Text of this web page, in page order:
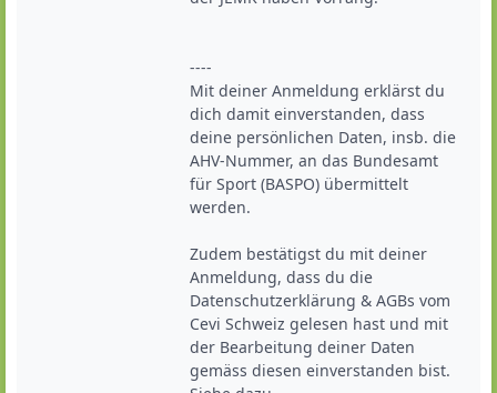
----
Mit deiner Anmeldung erklärst du
dich damit einverstanden, dass
deine persönlichen Daten, insb. die
AHV-Nummer, an das Bundesamt
für Sport (BASPO) übermittelt
werden.
Zudem bestätigst du mit deiner
Anmeldung, dass du die
Datenschutzerklärung & AGBs vom
Cevi Schweiz gelesen hast und mit
der Bearbeitung deiner Daten
gemäss diesen einverstanden bist.